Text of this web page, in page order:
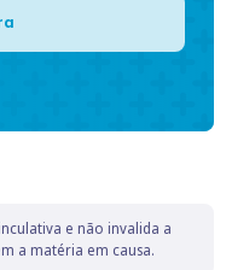
e não invalida a
a matéria em causa.